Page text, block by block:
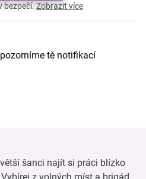
bezpečí.Zobrazit více
tě notifikací
šanci najít si práci blízko
z volných míst a brigád